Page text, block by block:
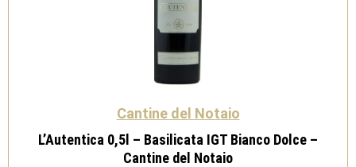
Cantine del Notaio
L’Autentica 0,5l – Basilicata IGT Bianco Dolce –
Cantine del Notaio